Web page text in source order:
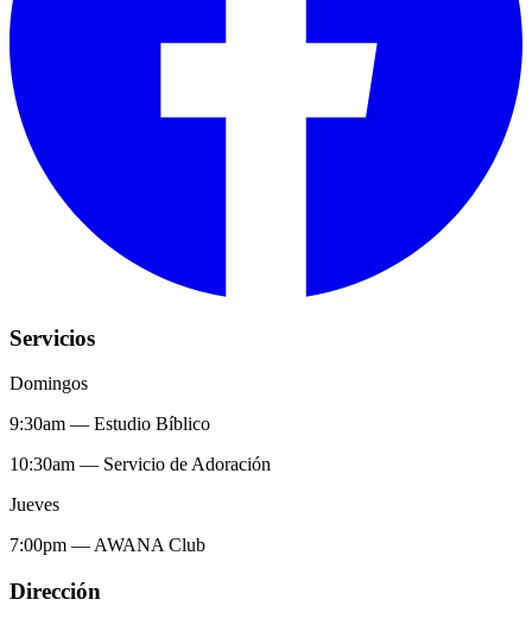
Servicios
Domingos
9:30am — Estudio Bíblico
10:30am — Servicio de Adoración
Jueves
7:00pm — AWANA Club
Dirección